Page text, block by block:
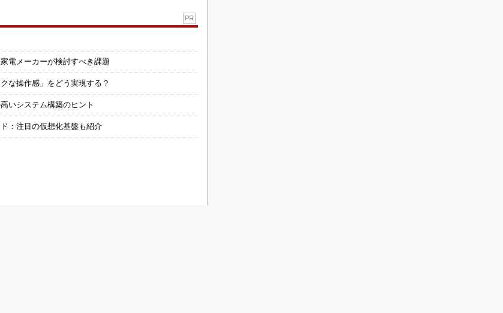
PR
電メーカーが検討すべき課題
な操作感」をどう実現する？
いシステム構築のヒント
：注目の仮想化基盤も紹介